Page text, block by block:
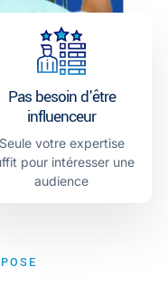
Pas besoin d'être
influenceur
Seule votre expertise
pour intéresser une
audience